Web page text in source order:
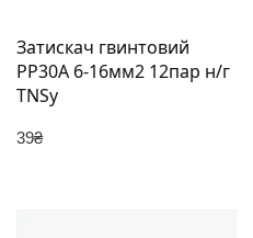
Затискач гвинтовий
PP30A 6-16мм2 12пар н/г
TNSy
39₴